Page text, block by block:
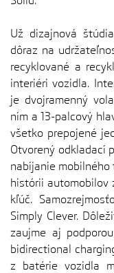
Už dizajnová
dôraz na
recyklované a
interiéri vozidla.
je dvojramenný
ním a 13-palcový
všetko prepojené
Otvorený odkladací
nabíjanie
histórii automobilov
kľúč.
Simply Clever.
zaujme aj
bidirectional
z batérie vozidla